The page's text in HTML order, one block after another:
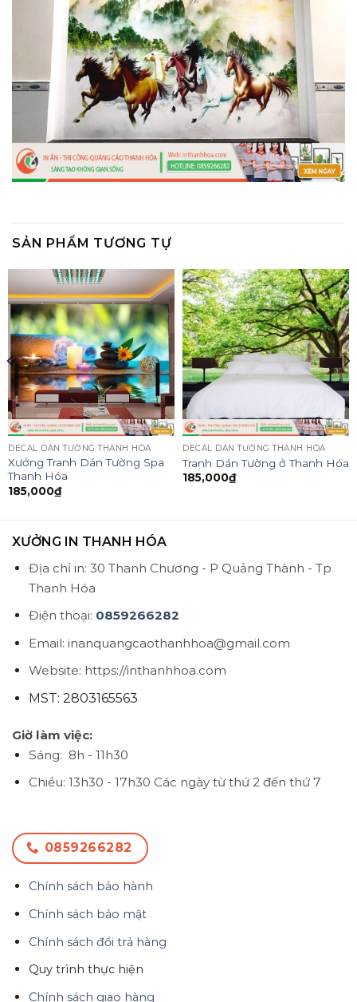
SẢN PHẨM TƯƠNG TỰ
DECAL DÁN TƯỜNG THANH HÓA
Xưởng Tranh Dán Tường Spa
Thanh Hóa
185,000₫
DECAL DÁN TƯỜNG THANH HÓA
Tranh Dán Tường ở Thanh Hóa
185,000₫
XƯỞNG IN THANH HÓA
Địa chỉ in: 30 Thanh Chương - P Quảng Thành - Tp
Thanh Hóa
Điện thoại: 0859266282
Email: inanquangcaothanhhoa@gmail.com
Website: https://inthanhhoa.com
MST: 2803165563
Giờ làm việc:
Sáng: 8h - 11h30
Chiều: 13h30 - 17h30 Các ngày từ thứ 2 đến thứ 7
0859266282
Chính sách bảo hành
Chính sách bảo mật
Chính sách đổi trả hàng
Quy trình thực hiện
Chính sách giao hàng